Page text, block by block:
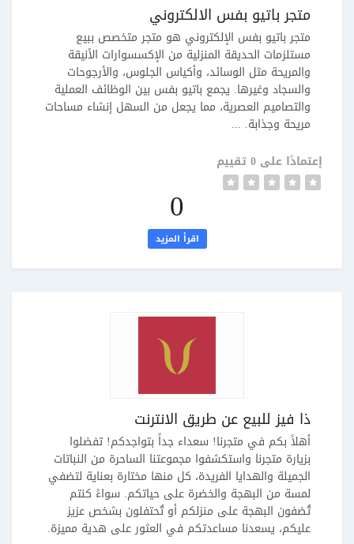
متجر باتيو بفس الالكتروني
متجر باتيو بفس الإلكتروني هو متجر متخصص ببيع
مستلزمات الحديقة المنزلية من الإكسسوارات الأنيقة
والمريحة مثل الوسائد، وأكياس الجلوس، والأرجوحات
والسجاد وغيرها. يجمع باتيو بفس بين الوظائف العملية
والتصاميم العصرية، مما يجعل من السهل إنشاء مساحات
مريحة وجذابة. ...
إعتمادًا على 0 تقييم
0
اقرأ المزيد
ذا فيز للبيع عن طريق الانترنت
أهلاً بكم في متجرنا! سعداء جداً بتواجدكم! تفضلوا
بزيارة متجرنا واستكشفوا مجموعتنا الساحرة من النباتات
الجميلة والهدايا الفريدة، كل منها مختارة بعناية لتضفي
لمسة من البهجة والخضرة على حياتكم. سواءً كنتم
تُضفون البهجة على منزلكم أو تُحتفلون بشخص عزيز
عليكم، يسعدنا مساعدتكم في العثور على هدية مميزة.